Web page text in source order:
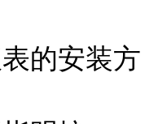
的安装方